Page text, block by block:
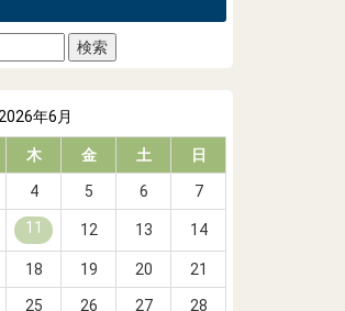
2026年6月
木 金 土 日
4 5 6 7
11 12 13 14
18 19 20 21
25 26 27 28